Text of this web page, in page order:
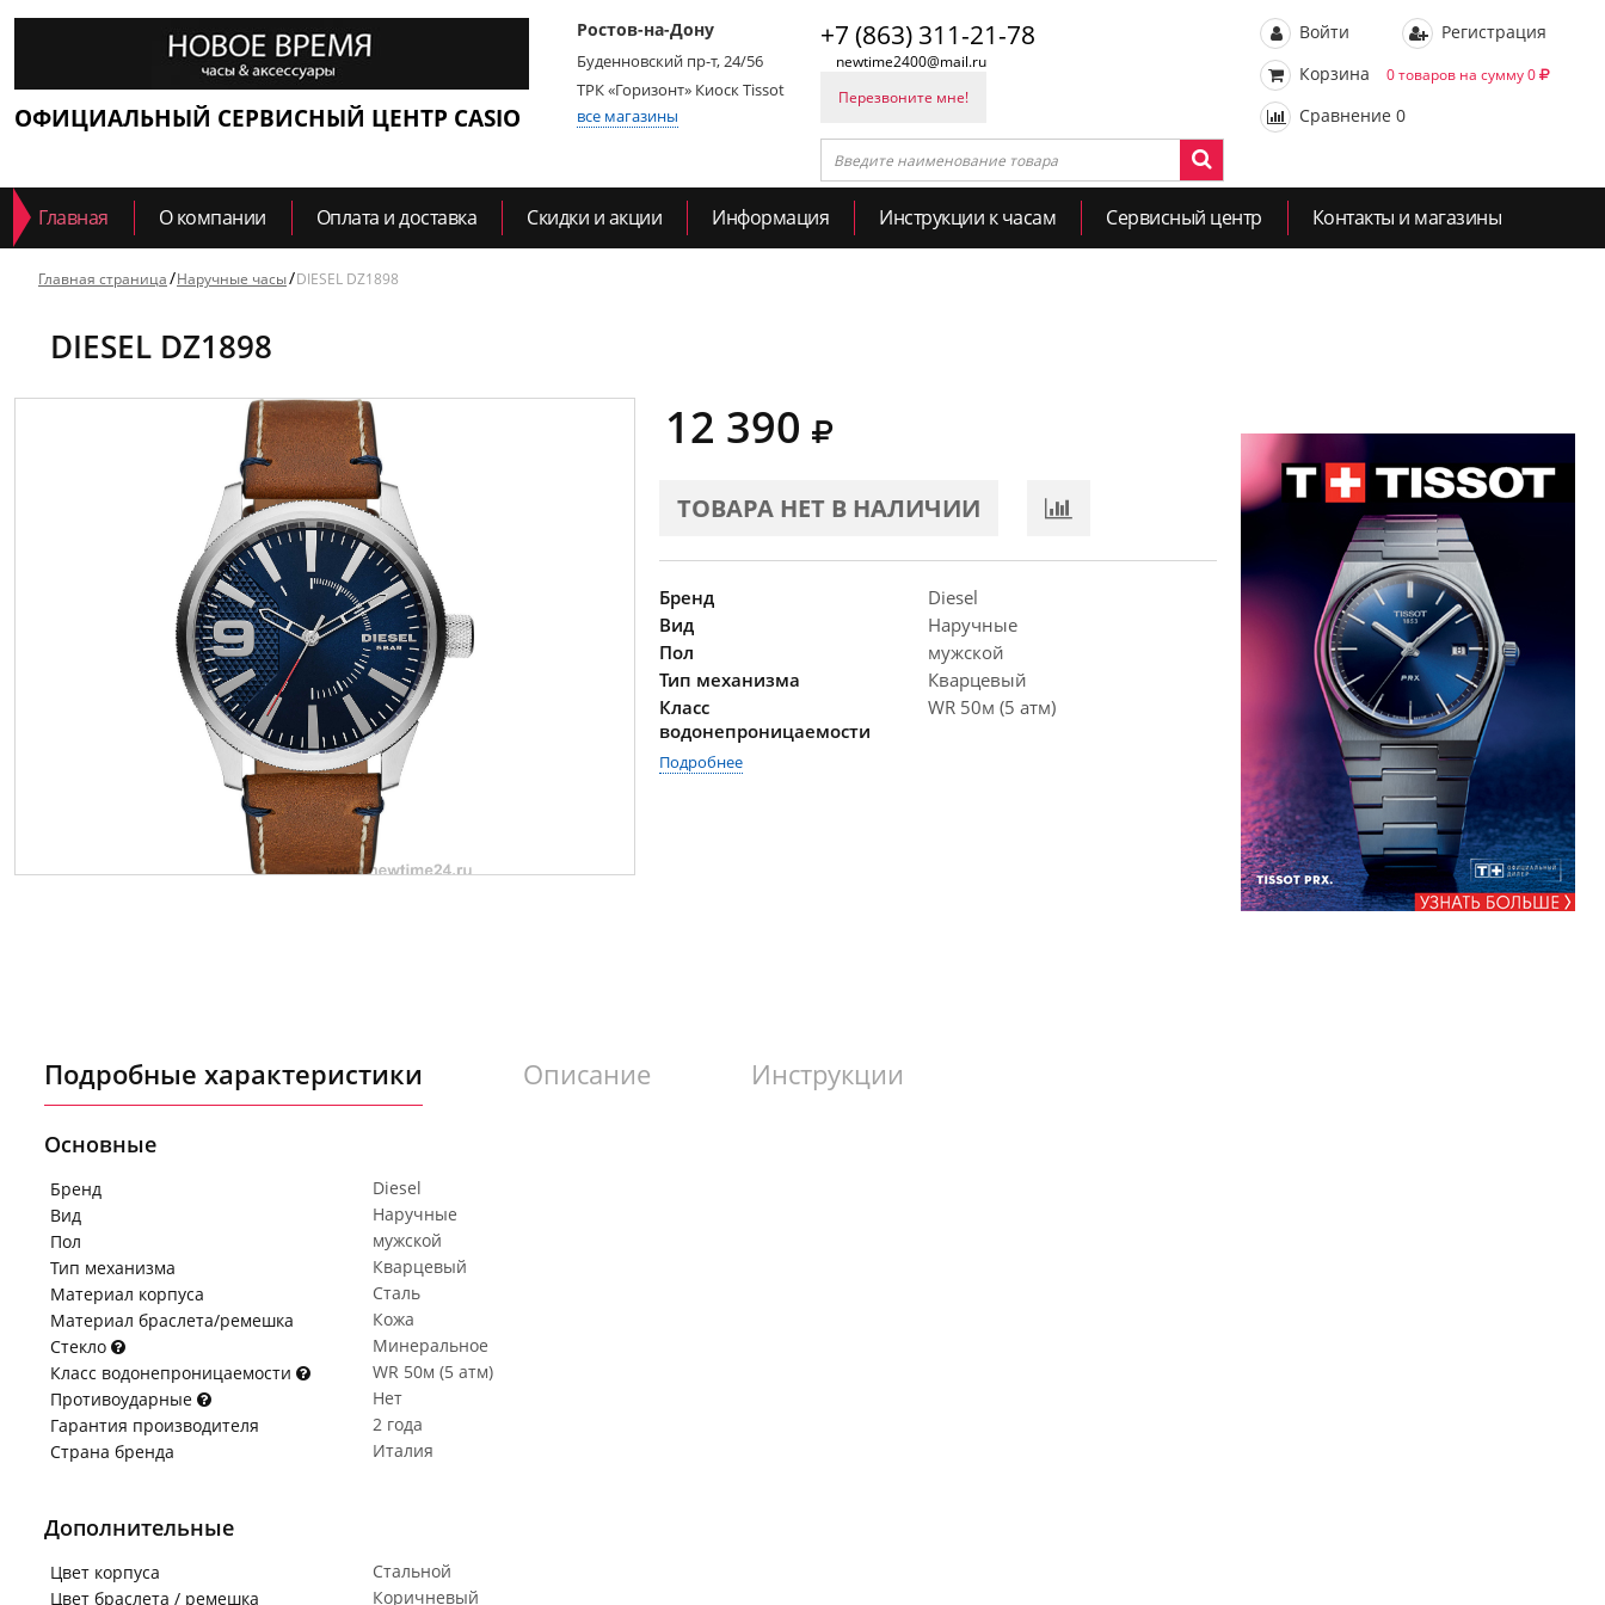
ОФИЦИАЛЬНЫЙ СЕРВИСНЫЙ ЦЕНТР CASIO
Ростов-на-Дону
Буденновский пр-т, 24/56
ТРК «Горизонт» Киоск Tissot
все магазины
+7 (863) 311-21-78
newtime2400@mail.ru
Перезвоните мне!
Войти
Регистрация
Корзина
0 товаров на сумму 0
Сравнение 0
Главная О компании Оплата и доставка Скидки и акции Информация Инструкции к часам Сервисный центр Контакты и магазины
Главная страница Наручные часы DIESEL DZ1898
DIESEL DZ1898
12 390
ТОВАРА НЕТ В НАЛИЧИИ
Бренд
Diesel
Вид
Наручные
Пол
мужской
Тип механизма
Кварцевый
Класс
водонепроницаемости
WR 50м (5 атм)
Подробнее
Подробные характеристики Описание Инструкции
Основные
Бренд
Diesel
Вид
Наручные
Пол
мужской
Тип механизма
Кварцевый
Материал корпуса
Сталь
Материал браслета/ремешка
Кожа
Стекло
Минеральное
Класс водонепроницаемости
WR 50м (5 атм)
Противоударные
Нет
Гарантия производителя
2 года
Страна бренда
Италия
Дополнительные
Цвет корпуса
Стальной
Цвет браслета / ремешка
Коричневый